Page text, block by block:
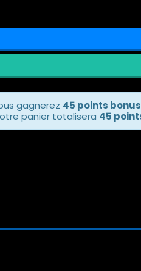
gagnerez 45 points bonus
panier totalisera 45